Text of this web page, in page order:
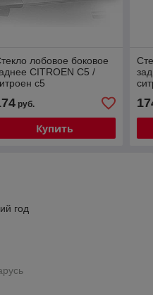
лобовое боковое
CITROEN C5 /
с5
руб.
Купить
год